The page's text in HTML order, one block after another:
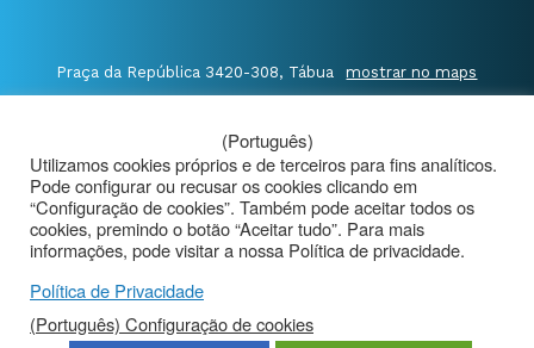
Praça da República 3420-308, Tábua mostrar no maps
E. geral@cm-tabua.pt
@Município de Tábua | Mapa do Portal
|
Politica de Privacidade
|
Aviso de Privacidade - Videovigilância
(Português)
Utilizamos cookies próprios e de terceiros para fins analíticos.
Pode configurar ou recusar os cookies clicando em
“Configuração de cookies”. Também pode aceitar todos os
cookies, premindo o botão “Aceitar tudo”. Para mais
informações, pode visitar a nossa Política de privacidade.
Política de Privacidade
(Português) Configuração de cookies